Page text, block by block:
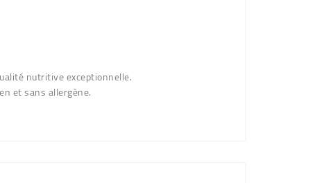
nutritive exceptionnelle.
et sans allergène.